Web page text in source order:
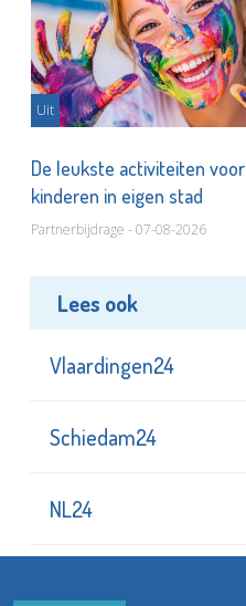
Uit
De leukste activiteiten voor
kinderen in eigen stad
Partnerbijdrage - 07-08-2026
Lees ook
Vlaardingen24
Schiedam24
NL24